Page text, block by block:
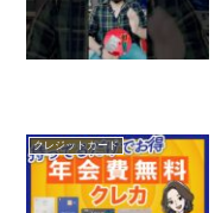
クレジットカード